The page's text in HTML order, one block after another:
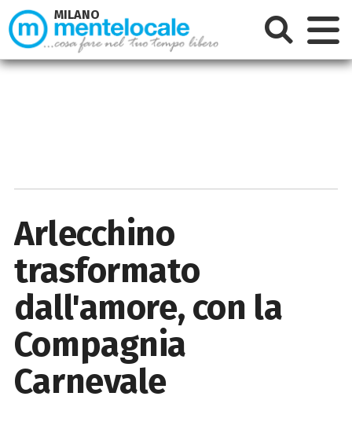
Arlecchino
trasformato
dall'amore, con la
Compagnia
Carnevale
MILANO